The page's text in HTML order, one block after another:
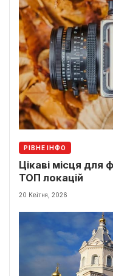
РІВНЕ ІНФО
Цікаві місця для
ТОП локацій
20 Квітня, 2026